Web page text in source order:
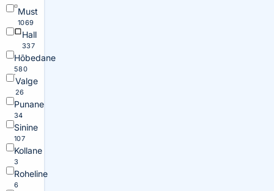
Must
1069
Hall
337
Hõbedane
580
Valge
26
Punane
34
Sinine
107
Kollane
3
Roheline
6